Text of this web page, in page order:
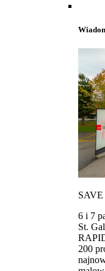
6 i 7
St.
200